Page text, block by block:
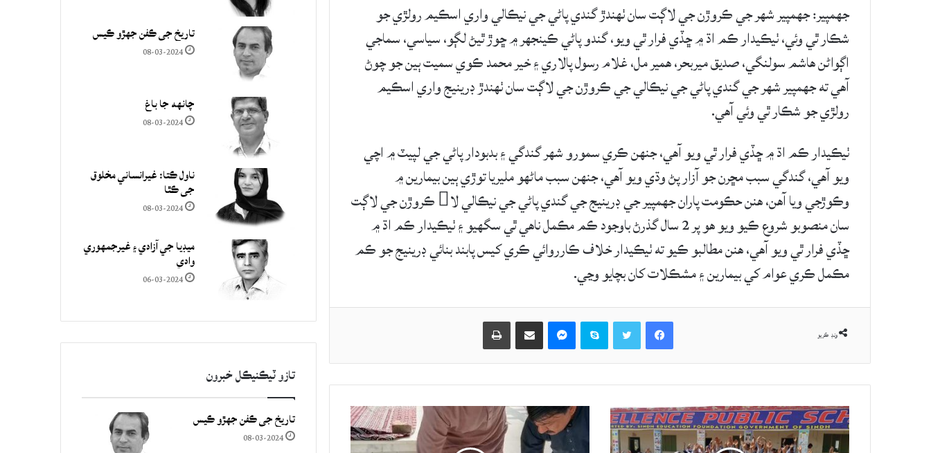
جهمپير: جهمپير شهر جي ڪروڙن جي لاڳت سان ٺهندڙ گندي پاڻي جي نيڪالي واري اسڪيم رولڙي جو
شڪار ٿي وئي، ٺيڪيدار ڪم اڌ ۾ ڇڏي فرار ٿي ويو، گندو پاڻي ڪينجهر ۾ ڇوڙ ٿيڻ لڳو، سياسي، سماجي
اڳواڻن هاشم سولنگي، صديق ميربحر، همير مل، غلام رسول پالاري ۽ خير محمد ڪوي سميت ٻين جو چوڻ
آهي ته جهمپير شهر جي گندي پاڻي جي نيڪالي جي ڪروڙن جي لاڳت سان ٺهندڙ ڊرينيج واري اسڪيم
رولڙي جو شڪار ٿي وئي آهي.
ٺيڪيدار ڪم اڌ ۾ ڇڏي فرار ٿي ويو آهي، جنهن ڪري سمورو شهر گندگي ۽ بدبودار پاڻي جي لپيٽ ۾ اچي
ويو آهي، گندگي سبب مڇرن جو آزار پڻ وڌي ويو آهي، جنهن سبب ماڻهو مليريا توڙي ٻين بيمارين ۾
وڪوڙجي ويا آهن، هنن حڪومت پاران جهمپير جي ڊرينيج جي گندي پاڻي جي نيڪالي لا ڪروڙن جي لاڳت
سان منصوبو شروع ڪيو ويو هو پر 2 سال گذرڻ باوجود ڪم مڪمل ناهي ٿي سگهيو ۽ ٺيڪيدار ڪم اڌ ۾
ڇڏي فرار ٿي ويو آهي، هنن مطالبو ڪيو ته ٺيڪيدار خلاف ڪارروائي ڪري کيس پابند بنائي ڊرينيج جو ڪم
مڪمل ڪري عوام کي بيمارين ۽ مشڪلات کان بچايو وڃي.
ونڊ ڪريو
Facebook
Skype حصيداري ڪريو اي ميل ذريعي
تاريخ جي ڪفن جھڙو ڪيس
08-03-2024
چانهه جا باغ
08-03-2024
ناول ڪتا: غيرانساني مخلوق
جي ڪٿا
08-03-2024
ميڊيا جي آزادي ۽ غيرجمھوري
وادي
06-03-2024
تازو ٽيڪنيڪل خبرون
تاريخ جي ڪفن جھڙو ڪيس
08-03-2024